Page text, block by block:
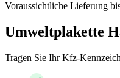
Voraussichtliche Lieferung
Umweltplakette
Tragen Sie Ihr Kfz-